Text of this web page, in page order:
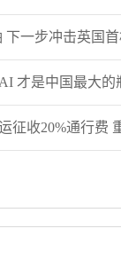
下一步冲击英国
才是中国最大的
征收20%通行费